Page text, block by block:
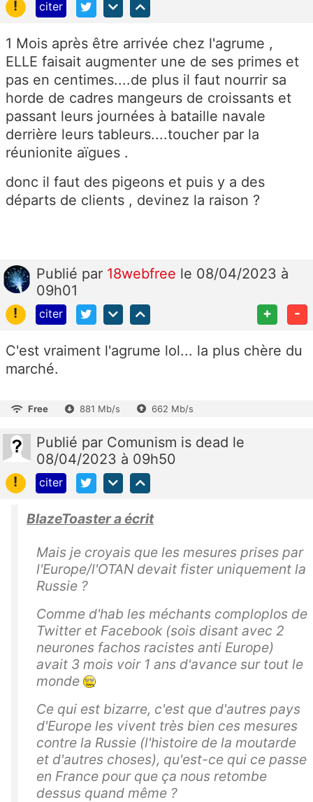
!
citer
1 Mois après être arrivée chez l'agrume ,
ELLE faisait augmenter une de ses primes et
pas en centimes....de plus il faut nourrir sa
horde de cadres mangeurs de croissants et
passant leurs journées à bataille navale
derrière leurs tableurs....toucher par la
réunionite aïgues .
donc il faut des pigeons et puis y a des
départs de clients , devinez la raison ?
Publié par 18webfree le 08/04/2023 à
09h01
!
citer + -
C'est vraiment l'agrume lol... la plus chère du
marché.
Free 881 Mb/s 662 Mb/s
Publié par Comunism is dead le
08/04/2023 à 09h50
!
citer
BlazeToaster a écrit
Mais je croyais que les mesures prises par
l'Europe/l'OTAN devait fister uniquement la
Russie ?
Comme d'hab les méchants comploplos de
Twitter et Facebook (sois disant avec 2
neurones fachos racistes anti Europe)
avait 3 mois voir 1 ans d'avance sur tout le
monde
Ce qui est bizarre, c'est que d'autres pays
d'Europe les vivent très bien ces mesures
contre la Russie (l'histoire de la moutarde
et d'autres choses), qu'est-ce qui ce passe
en France pour que ça nous retombe
dessus quand même ?